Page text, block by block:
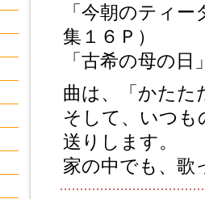
「今朝のティ
集１６Ｐ）
「古希の母の
曲は、「かたた
そして、いつも
送りします。
家の中でも、歌